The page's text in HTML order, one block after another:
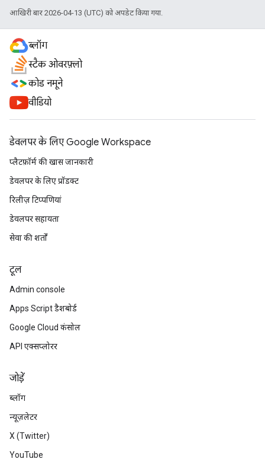
आखिरी बार 2026-04-13 (UTC) को अपडेट किया गया.
ब्लॉग
स्टैक ओवरफ़्लो
कोड नमूने
वीडियो
डेवलपर के लिए Google Workspace
प्लैटफ़ॉर्म की खास जानकारी
डेवलपर के लिए प्रॉडक्ट
रिलीज़ टिप्पणियां
डेवलपर सहायता
सेवा की शर्तों
टूल
Admin console
Apps Script डैशबोर्ड
Google Cloud कंसोल
API एक्सप्लोरर
जोड़ें
ब्लॉग
न्यूज़लेटर
X (Twitter)
YouTube